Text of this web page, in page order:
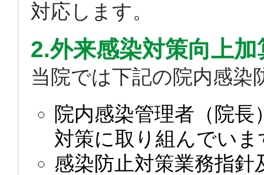
対応します。
2.外来感染対策向上加
当院では下記の院内感染
院内感染管理者（院
対策に取り組んでいま
感染防止対策業務指